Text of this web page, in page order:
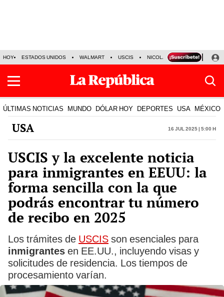
HOY ESTADOS UNIDOS WALMART USCIS NICOLÁS MADURO P-8
ÚLTIMAS NOTICIAS MUNDO DÓLAR HOY DEPORTES USA MÉXICO
USA 16 Jul 2025 | 5:00 h
USCIS y la excelente noticia
para inmigrantes en EEUU: la
forma sencilla con la que
podrás encontrar tu número
de recibo en 2025
Los trámites de USCIS son esenciales para
inmigrantes en EE.UU., incluyendo visas y
solicitudes de residencia. Los tiempos de
procesamiento varían.